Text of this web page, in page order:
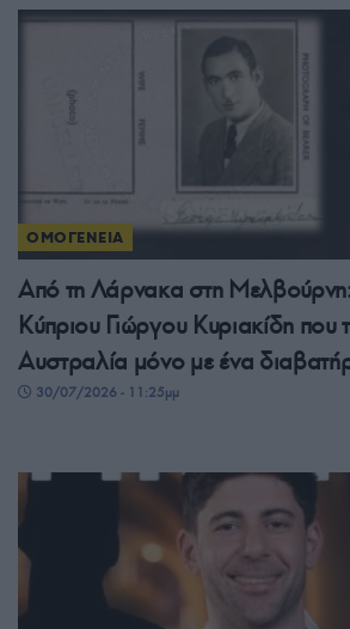
ΟΜΟΓΕΝΕΙΑ
Από τη Λάρνακα στη
Κύπριου Γιώργου Κυριακίδη που
Αυστραλία μόνο με ένα
30/07/2026 - 11:25μμ